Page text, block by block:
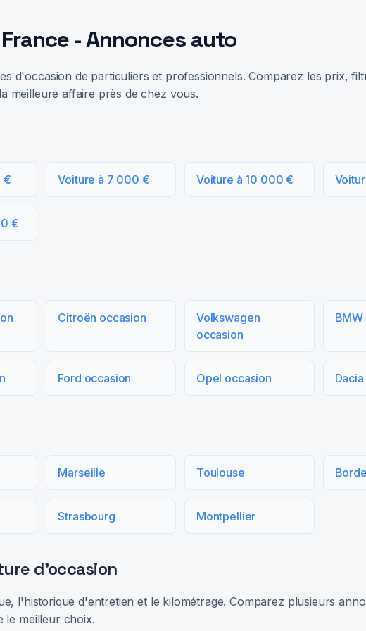
- Annonces auto
d'occasion de particuliers et professionnels. Comparez les prix,
meilleure affaire près de chez vous.
€ Voiture à 7 000 € Voiture à 10 000 €
€
Citroën occasion
Volkswagen
occasion
Ford occasion Opel occasion
Marseille Toulouse
Strasbourg Montpellier
d'occasion
l'historique d'entretien et le kilométrage. Comparez plusieurs
le meilleur choix.